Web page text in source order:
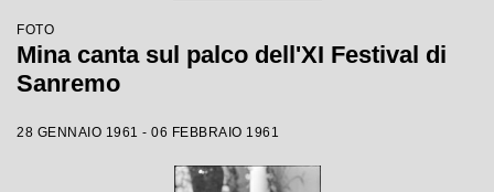
FOTO
Mina canta sul palco dell'XI Festival di
Sanremo
28 GENNAIO 1961 - 06 FEBBRAIO 1961